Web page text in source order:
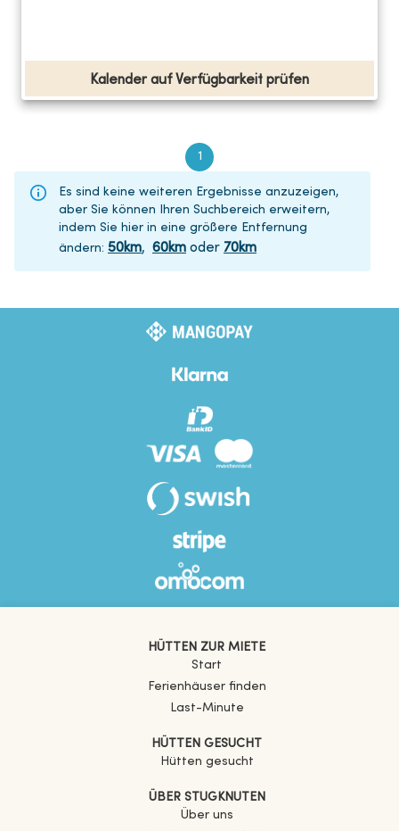
Kalender auf Verfügbarkeit prüfen
1
Es sind keine weiteren Ergebnisse anzuzeigen,
aber Sie können Ihren Suchbereich erweitern,
indem Sie hier in eine größere Entfernung
ändern: 50km, 60km oder 70km
HÜTTEN ZUR MIETE
Start
Ferienhäuser finden
Last-Minute
HÜTTEN GESUCHT
Hütten gesucht
ÜBER STUGKNUTEN
Über uns